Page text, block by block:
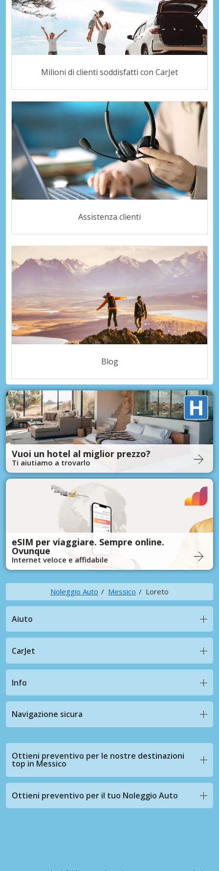
Milioni di clienti soddisfatti con CarJet
Assistenza clienti
Blog
Vuoi un hotel al miglior prezzo?
Ti aiutiamo a trovarlo
eSIM per viaggiare. Sempre online.
Ovunque
Internet veloce e affidabile
Noleggio Auto Messico Loreto
Aiuto
CarJet
Info
Navigazione sicura
Ottieni preventivo per le nostre destinazioni
top in Messico
Ottieni preventivo per il tuo Noleggio Auto